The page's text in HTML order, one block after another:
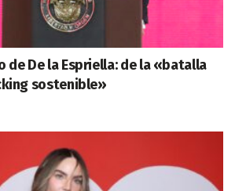
de De la Espriella: de la «batalla
sostenible»